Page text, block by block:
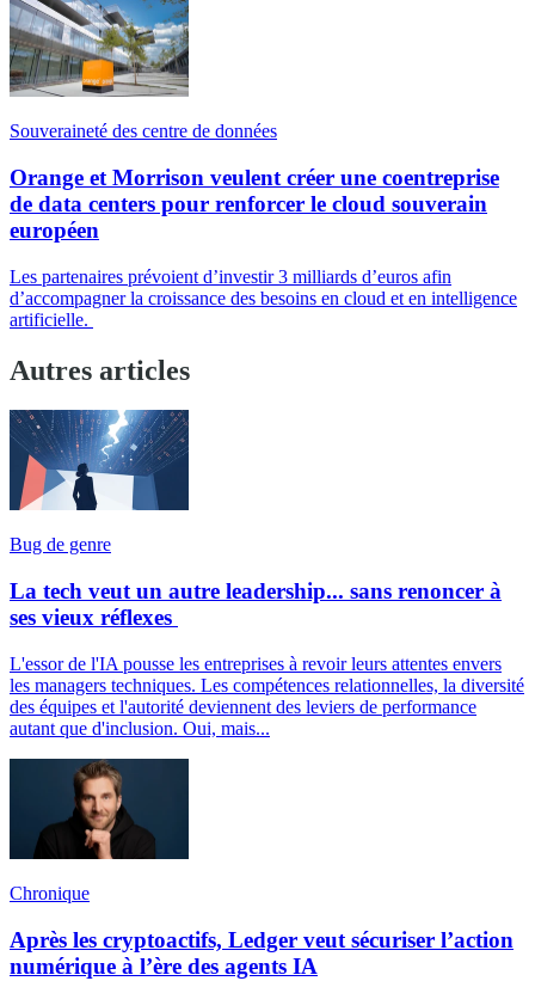
Souveraineté des centre de données
Orange et Morrison veulent créer une coentreprise
de data centers pour renforcer le cloud souverain
européen
Les partenaires prévoient d’investir 3 milliards d’euros afin
d’accompagner la croissance des besoins en cloud et en intelligence
artificielle.
Autres articles
Bug de genre
La tech veut un autre leadership... sans renoncer à
ses vieux réflexes
L'essor de l'IA pousse les entreprises à revoir leurs attentes envers
les managers techniques. Les compétences relationnelles, la diversité
des équipes et l'autorité deviennent des leviers de performance
autant que d'inclusion. Oui, mais...
Chronique
Après les cryptoactifs, Ledger veut sécuriser l’action
numérique à l’ère des agents IA